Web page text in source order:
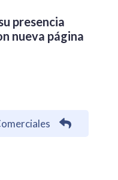
presencia
nueva página